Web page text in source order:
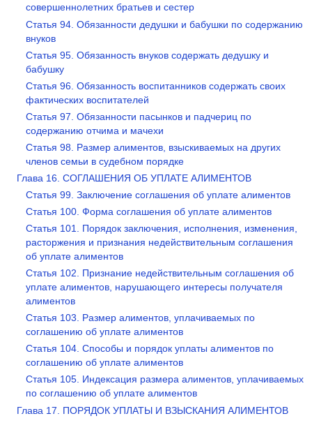
совершеннолетних братьев и сестер
Статья 94. Обязанности дедушки и бабушки по содержанию
внуков
Статья 95. Обязанность внуков содержать дедушку и
бабушку
Статья 96. Обязанность воспитанников содержать своих
фактических воспитателей
Статья 97. Обязанности пасынков и падчериц по
содержанию отчима и мачехи
Статья 98. Размер алиментов, взыскиваемых на других
членов семьи в судебном порядке
Глава 16. СОГЛАШЕНИЯ ОБ УПЛАТЕ АЛИМЕНТОВ
Статья 99. Заключение соглашения об уплате алиментов
Статья 100. Форма соглашения об уплате алиментов
Статья 101. Порядок заключения, исполнения, изменения,
расторжения и признания недействительным соглашения
об уплате алиментов
Статья 102. Признание недействительным соглашения об
уплате алиментов, нарушающего интересы получателя
алиментов
Статья 103. Размер алиментов, уплачиваемых по
соглашению об уплате алиментов
Статья 104. Способы и порядок уплаты алиментов по
соглашению об уплате алиментов
Статья 105. Индексация размера алиментов, уплачиваемых
по соглашению об уплате алиментов
Глава 17. ПОРЯДОК УПЛАТЫ И ВЗЫСКАНИЯ АЛИМЕНТОВ